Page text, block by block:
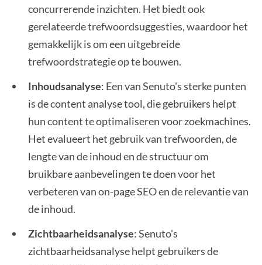
concurrerende inzichten. Het biedt ook
gerelateerde trefwoordsuggesties, waardoor het
gemakkelijk is om een uitgebreide
trefwoordstrategie op te bouwen.
Inhoudsanalyse: Een van Senuto's sterke punten
is de content analyse tool, die gebruikers helpt
hun content te optimaliseren voor zoekmachines.
Het evalueert het gebruik van trefwoorden, de
lengte van de inhoud en de structuur om
bruikbare aanbevelingen te doen voor het
verbeteren van on-page SEO en de relevantie van
de inhoud.
Zichtbaarheidsanalyse: Senuto's
zichtbaarheidsanalyse helpt gebruikers de